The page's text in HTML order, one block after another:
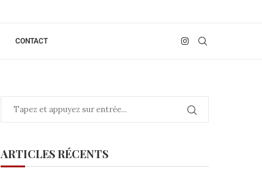
CONTACT
ARTICLES RÉCENTS